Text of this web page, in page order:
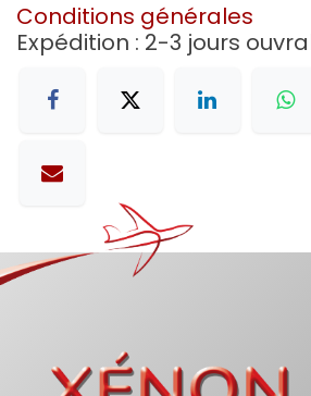
Conditions générales
Expédition : 2-3 jours